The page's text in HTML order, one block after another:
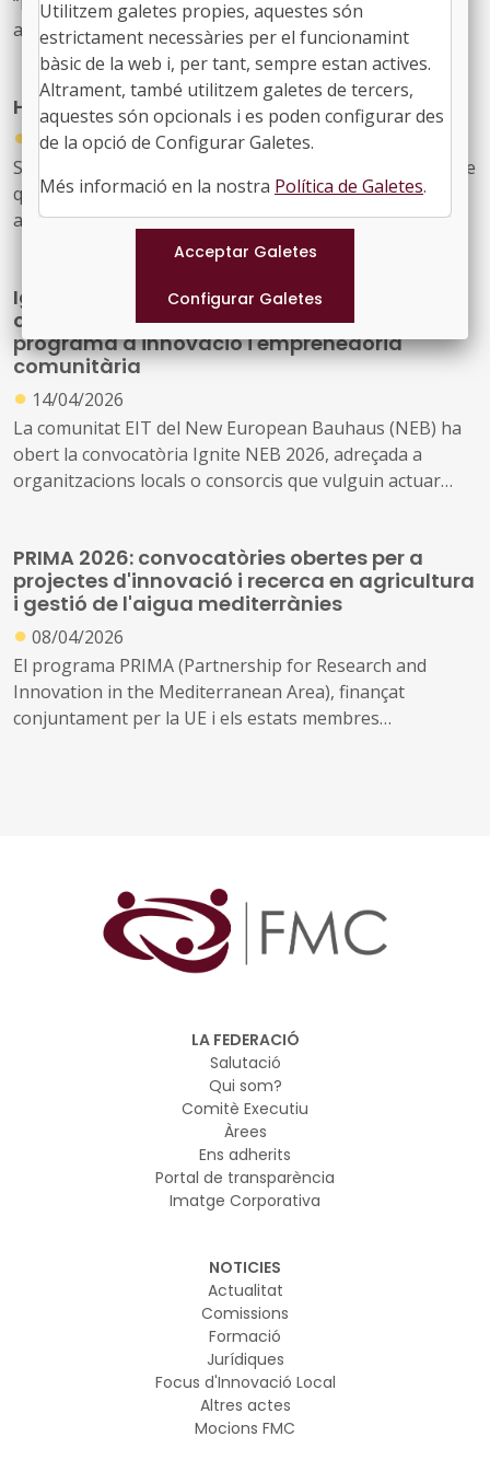
and democratic R&I” (Fomentar el compromís ciutadà
per una R+I més responsable i democràtica), amb
l’objectiu de reforçar la participació ciutadana, la
comunicació científica i la confiança en la ciència, i
d’alinear millor la recerca i la innovació (R+I) amb les
necessitats i expectatives de la societat.
Horizon: Campionat d'Europa de Hackathon
●
23/01/2026
S’ha obert una nova convocatòria dins d’Horizon Europe
que pot resultar especialment interessant per a
ajuntaments, consells comarcals, governs regionals i
entitats locals vinculades a la innovació, la recerca i la
Ignite NEB: convocatòria oberta per a
organitzacions locals que vulguin acollir un
programa d'innovació i emprenedoria
comunitària
● 14/04/2026
La comunitat EIT del New European Bauhaus (NEB) ha
obert la convocatòria Ignite NEB 2026, adreçada a
organitzacions locals o consorcis que vulguin actuar
Bauhaus: sostenibilitat, bellesa i inclusió.
PRIMA 2026: convocatòries obertes per a
projectes d'innovació i recerca en agricultura
i gestió de l'aigua mediterrànies
● 08/04/2026
El programa PRIMA (Partnership for Research and
Innovation in the Mediterranean Area), finançat
conjuntament per la UE i els estats membres
LA FEDERACIÓ
Salutació
Qui som?
Comitè Executiu
Àrees
Ens adherits
Portal de transparència
Imatge Corporativa
NOTICIES
Actualitat
Comissions
Formació
Jurídiques
Focus d'Innovació Local
Altres actes
Mocions FMC
Utilitzem galetes propies, aquestes són
estrictament necessàries per el funcionamint
bàsic de la web i, per tant, sempre estan actives.
Altrament, també utilitzem galetes de tercers,
aquestes són opcionals i es poden configurar des
de la opció de Configurar Galetes.
Més informació en la nostra Política de Galetes.